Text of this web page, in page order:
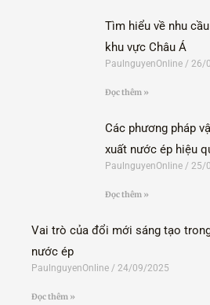
Tìm hiểu về nhu
khu vực Châu Á
PaulnguyenOnline 26/
Đọc thêm »
Các phương pháp
xuất nước ép hiệu
PaulnguyenOnline 25/
Đọc thêm »
Vai trò của đổi mới sáng tạo
nước ép
PaulnguyenOnline 24/09/2025
Đọc thêm »